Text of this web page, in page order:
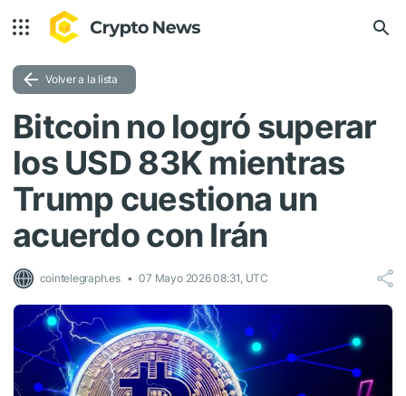
Volver a la lista
Bitcoin no logró superar
los USD 83K mientras
Trump cuestiona un
acuerdo con Irán
cointelegraph.es 07 Mayo 2026 08:31, UTC